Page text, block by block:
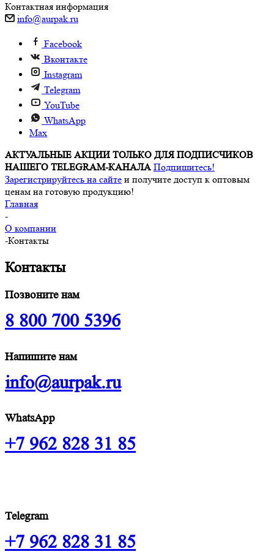
Контактная информация
info@aurpak.ru
Facebook
Вконтакте
Instagram
Telegram
YouTube
WhatsApp
Max
АКТУАЛЬНЫЕ АКЦИИ ТОЛЬКО ДЛЯ ПОДПИСЧИКОВ
НАШЕГО TELEGRAM-КАНАЛА Подпишитесь!
Зарегистрируйтесь на сайте и получите доступ к оптовым
ценам на готовую продукцию!
Главная
-
О компании
-Контакты
Контакты
Позвоните нам
8 800 700 5396
Напишите нам
info@aurpak.ru
WhatsApp
+7 962 828 31 85
Telegram
+7 962 828 31 85